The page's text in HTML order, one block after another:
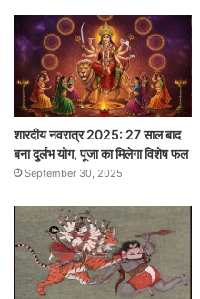
शारदीय नवरात्र 2025: 27 साल बाद
बना दुर्लभ योग, पूजा का मिलेगा विशेष फल
September 30, 2025